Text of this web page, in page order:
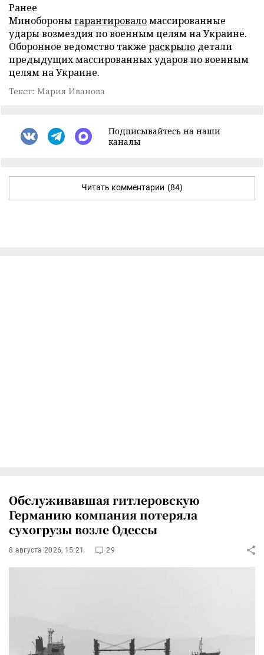
Ранее
Минобороныгарантироваломассированные
удары возмездия по военным целям на Украине.
Оборонное ведомство также раскрыло детали
предыдущих массированных ударов по военным
целям на Украине.
Текст: Мария Иванова
Подписывайтесь на наши
каналы
Читать комментарии (84)
Обслуживавшая гитлеровскую
Германию компания потеряла
сухогрузы возле Одессы
8 августа 2026, 15:21 29